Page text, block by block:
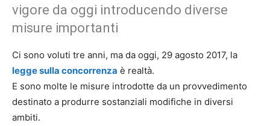
vigore da oggi introducendo diverse
misure importanti
Ci sono voluti tre anni, ma da oggi, 29 agosto 2017, la
legge sulla concorrenza è realtà.
E sono molte le misure introdotte da un provvedimento
destinato a produrre sostanziali modifiche in diversi
ambiti.